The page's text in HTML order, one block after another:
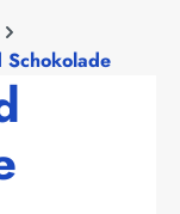
Schokolade